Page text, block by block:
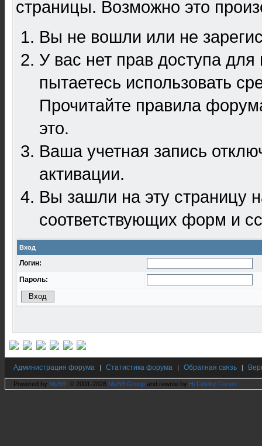
страницы. Возможно это
Вы не вошли или не
У вас нет прав доступа
пытаетесь использовать
Прочитайте правила
это.
Ваша учетная запись
активации.
Вы зашли на эту
соответствующих форм и
Вход
Логин:
Пароль:
Администрация форума | Статистика форума | Обратная связь |
Powered by MyBB , © 2001-2026 MyBB Group and rewrite by Hi Fidelity Forum